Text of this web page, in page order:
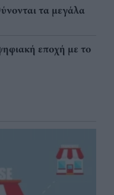
τα μεγάλα
εποχή με το